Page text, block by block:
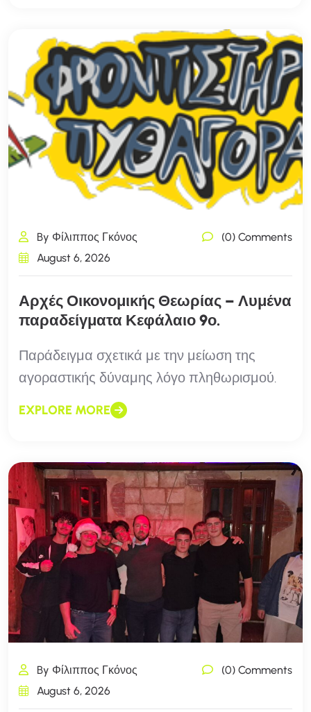
By Φίλιππος Γκόνος
(0) Comments
August 6, 2026
Αρχές Οικονομικής Θεωρίας – Λυμένα
παραδείγματα Κεφάλαιο 9ο.
Παράδειγμα σχετικά με την μείωση της
αγοραστικής δύναμης λόγο πληθωρισμού.
EXPLORE MORE
By Φίλιππος Γκόνος
(0) Comments
August 6, 2026